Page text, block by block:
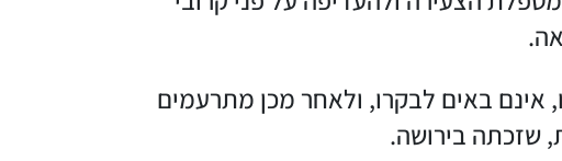
באים לבקרו, ולאחר מכן מתרעמים
שזכתה בירושה.